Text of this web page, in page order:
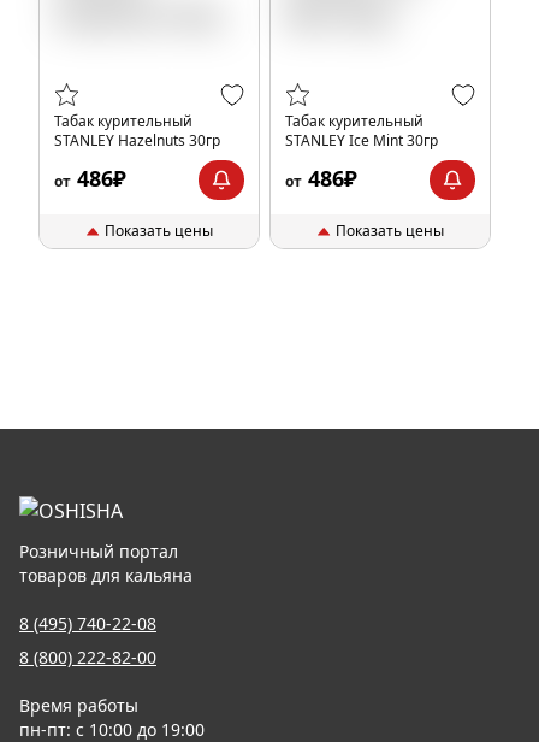
Табак курительный
STANLEY Hazelnuts 30гр
от 486₽
Показать цены
Табак курительный
STANLEY Ice Mint 30гр
от 486₽
Показать цены
Розничный портал
товаров для кальяна
8 (495) 740-22-08
8 (800) 222-82-00
Время работы
пн-пт: с 10:00 до 19:00